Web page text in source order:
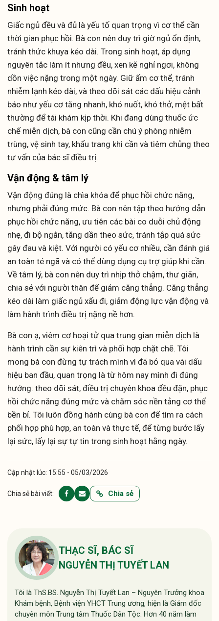
Sinh hoạt
Giấc ngủ đều và đủ là yếu tố quan trọng vì cơ thể cần
thời gian phục hồi. Bà con nên duy trì giờ ngủ ổn định,
tránh thức khuya kéo dài. Trong sinh hoạt, áp dụng
nguyên tắc làm ít nhưng đều, xen kẽ nghỉ ngơi, không
dồn việc nặng trong một ngày. Giữ ấm cơ thể, tránh
nhiễm lạnh kéo dài, và theo dõi sát các dấu hiệu cảnh
báo như yếu cơ tăng nhanh, khó nuốt, khó thở, mệt bất
thường để tái khám kịp thời. Khi đang dùng thuốc ức
chế miễn dịch, bà con cũng cần chú ý phòng nhiễm
trùng, vệ sinh tay, khẩu trang khi cần và tiêm chủng theo
tư vấn của bác sĩ điều trị.
Vận động & tâm lý
Vận động đúng là chìa khóa để phục hồi chức năng,
nhưng phải đúng mức. Bà con nên tập theo hướng dẫn
phục hồi chức năng, ưu tiên các bài co duỗi chủ động
nhẹ, đi bộ ngắn, tăng dần theo sức, tránh tập quá sức
gây đau và kiệt. Với người có yếu cơ nhiều, cần đánh giá
an toàn té ngã và có thể dùng dụng cụ trợ giúp khi cần.
Về tâm lý, bà con nên duy trì nhịp thở chậm, thư giãn,
chia sẻ với người thân để giảm căng thẳng. Căng thẳng
kéo dài làm giấc ngủ xấu đi, giảm động lực vận động và
làm hành trình điều trị nặng nề hơn.
Bà con ạ, viêm cơ hoại tử qua trung gian miễn dịch là
hành trình cần sự kiên trì và phối hợp chặt chẽ. Tôi
mong bà con đừng tự trách mình vì đã bỏ qua vài dấu
hiệu ban đầu, quan trọng là từ hôm nay mình đi đúng
hướng: theo dõi sát, điều trị chuyên khoa đều đặn, phục
hồi chức năng đúng mức và chăm sóc nền tảng cơ thể
bền bỉ. Tôi luôn đồng hành cùng bà con để tìm ra cách
phối hợp phù hợp, an toàn và thực tế, để từng bước lấy
lại sức, lấy lại sự tự tin trong sinh hoạt hằng ngày.
Cập nhật lúc: 15:55 - 05/03/2026
Chia sẻ bài viết: Chia sẻ
THẠC SĨ, BÁC SĨ
NGUYỄN THỊ TUYẾT LAN
Tôi là ThS.BS. Nguyễn Thị Tuyết Lan – Nguyên Trưởng khoa
Khám bệnh, Bệnh viện YHCT Trung ương, hiện là Giám đốc
chuyên môn Trung tâm Thuốc Dân Tộc. Hơn 40 năm làm